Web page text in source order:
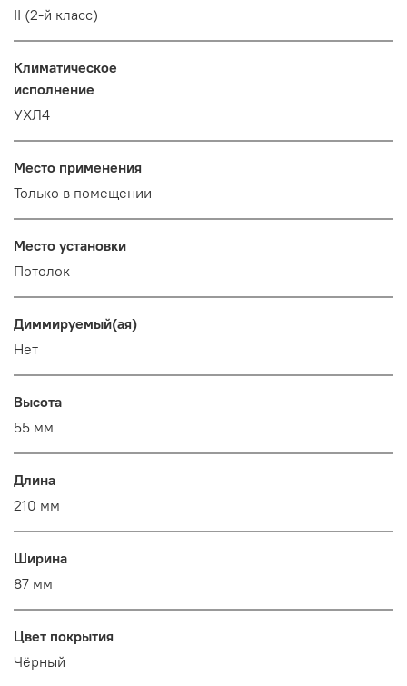
II (2-й класс)
Климатическое
исполнение
УХЛ4
Место применения
Только в помещении
Место установки
Потолок
Диммируемый(ая)
Нет
Высота
55 мм
Длина
210 мм
Ширина
87 мм
Цвет покрытия
Чёрный